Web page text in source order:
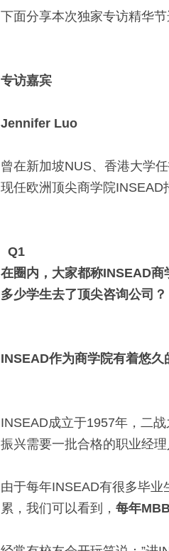
下面分享本次独家专访精华
专访嘉宾
Jennifer Luo
曾在新加坡NUS、香港大学
现任欧洲顶尖商学院INSEAD
Q1
在圈内，大家都称INSEAD
多少学生去了顶尖咨询公司？
INSEAD作为商学院有着悠
INSEAD成立于1957年，二
振兴需要一批合格的职业经
由于每年INSEAD有很多毕
累，我们可以看到， 每年